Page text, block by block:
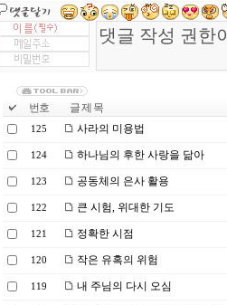
번호 글 제 목
125 사라의 미용법
124 하나님의 후한 사랑을 닮아
123 공동체의 은사 활용
122 큰 시험, 위대한 기도
121 정확한 시점
120 작은 유혹의 위험
119 내 주님의 다시 오심